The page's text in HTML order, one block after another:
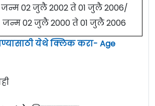
जन्म 02 जुलै 2002 ते 01 जुलै 2006/
जन्म 02 जुलै 2000 ते 01 जुलै 2006
येथे क्लिक करा- Age